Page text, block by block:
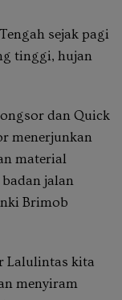
sejak pagi
tinggi, hujan
dan Quick
menerjunkan
material
jalan
Brimob
Lalulintas kita
menyiram